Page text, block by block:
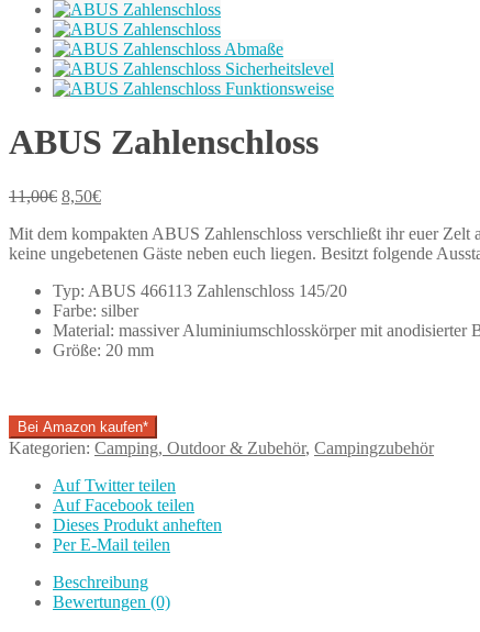
ABUS Zahlenschloss
11,00€ 8,50€
Mit dem kompakten ABUS Zahlenschloss verschließt ihr euer Zelt
keine ungebetenen Gäste neben euch liegen. Besitzt folgende
Typ: ABUS 466113 Zahlenschloss 145/20
Farbe: silber
Material: massiver Aluminiumschlosskörper mit anodisierter
Größe: 20 mm
Bei Amazon kaufen*
Kategorien: Camping, Outdoor & Zubehör, Campingzubehör
Auf Twitter teilen
Auf Facebook teilen
Dieses Produkt anheften
Per E-Mail teilen
Beschreibung
Bewertungen (0)